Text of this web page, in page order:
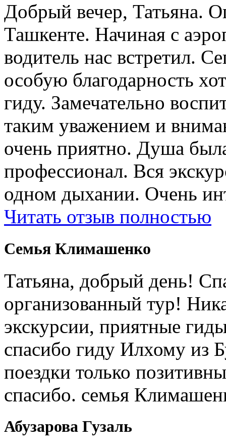
Добрый вечер, Татьяна.
Ташкенте. Начиная с
водитель нас встретил.
особую благодарность
гиду. Замечательно
таким уважением и
очень приятно. Душа
профессионал. Вся
одном дыхании. Очень
Читать отзыв полностью
Cемья Климашенко
Татьяна, добрый день!
организованный тур!
экскурсии, приятные
спасибо гиду Илхому из
поездки только
спасибо. семья
Абузарова Гузаль